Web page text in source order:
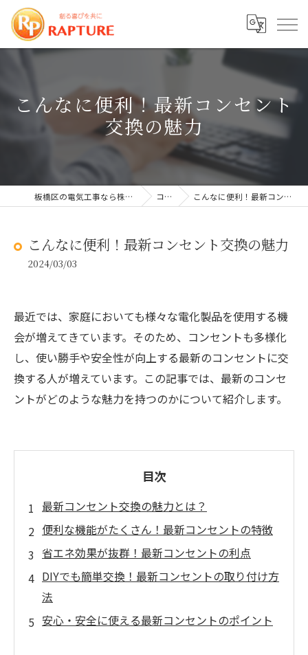
こんなに便利！最新コンセント
交換の魅力
板橋区の電気工事なら株式会社ラプチャー コラム こんなに便利！最新コンセント交換の魅力
こんなに便利！最新コンセント交換の魅力
2024/03/03
最近では、家庭においても様々な電化製品を使用する機
会が増えてきています。そのため、コンセントも多様化
し、使い勝手や安全性が向上する最新のコンセントに交
換する人が増えています。この記事では、最新のコンセ
ントがどのような魅力を持つのかについて紹介します。
目次
最新コンセント交換の魅力とは？
便利な機能がたくさん！最新コンセントの特徴
省エネ効果が抜群！最新コンセントの利点
DIYでも簡単交換！最新コンセントの取り付け方
法
安心・安全に使える最新コンセントのポイント